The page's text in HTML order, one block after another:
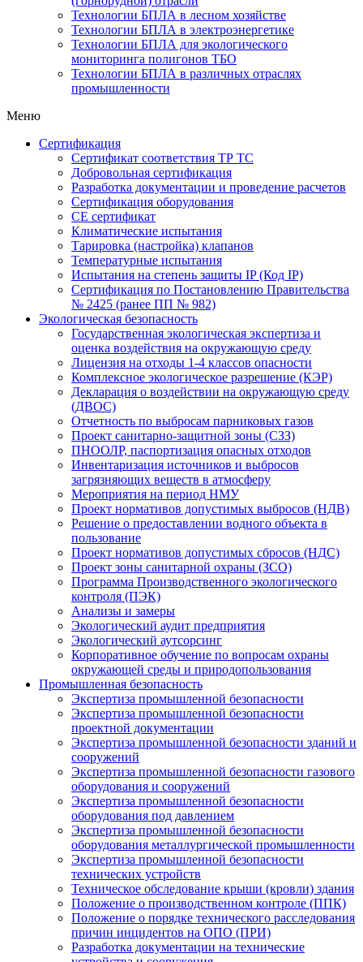
Технологии БПЛА в лесном хозяйстве
Технологии БПЛА в электроэнергетике
Технологии БПЛА для экологического
мониторинга полигонов ТБО
Технологии БПЛА в различных отраслях
промышленности
Меню
Сертификация
Cертификат соответствия ТР ТС
Добровольная сертификация
Разработка документации и проведение расчетов
Сертификация оборудования
CE cертификат
Климатические испытания
Тарировка (настройка) клапанов
Температурные испытания
Испытания на степень защиты IP (Код IP)
Сертификация по Постановлению Правительства
№ 2425 (ранее ПП № 982)
Экологическая безопасность
Государственная экологическая экспертиза и
оценка воздействия на окружающую среду
Лицензия на отходы 1-4 классов опасности
Комплексное экологическое разрешение (КЭР)
Декларация о воздействии на окружающую среду
(ДВОС)
Отчетность по выбросам парниковых газов
Проект санитарно-защитной зоны (СЗЗ)
ПНООЛР, паспортизация опасных отходов
Инвентаризация источников и выбросов
загрязняющих веществ в атмосферу
Мероприятия на период НМУ
Проект нормативов допустимых выбросов (НДВ)
Решение о предоставлении водного объекта в
пользование
Проект нормативов допустимых сбросов (НДС)
Проект зоны санитарной охраны (ЗСО)
Программа Производственного экологического
контроля (ПЭК)
Анализы и замеры
Экологический аудит предприятия
Экологический аутсорсинг
Корпоративное обучение по вопросам охраны
окружающей среды и природопользования
Промышленная безопасность
Экспертиза промышленной безопасности
Экспертиза промышленной безопасности
проектной документации
Экспертиза промышленной безопасности зданий и
сооружений
Экспертиза промышленной безопасности газового
оборудования и сооружений
Экспертиза промышленной безопасности
оборудования под давлением
Экспертиза промышленной безопасности
оборудования металлургической промышленности
Экспертиза промышленной безопасности
технических устройств
Техническое обследование крыши (кровли) здания
Положение о производственном контроле (ППК)
Положение о порядке технического расследования
причин инцидентов на ОПО (ПРИ)
Разработка документации на технические